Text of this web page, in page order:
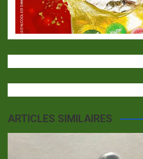
ARTICLES SIMILAIRES